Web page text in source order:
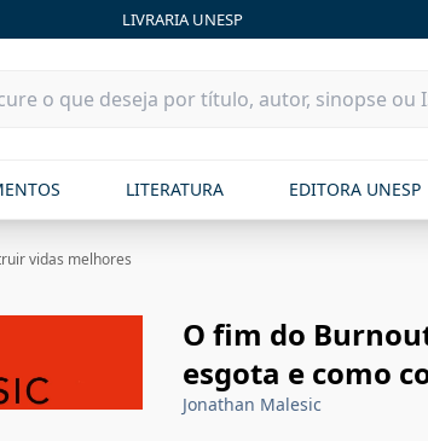
LIVRARIA UNESP
LITERATURA EDITORA UNESP
vidas melhores
O fim do
esgota e como
Jonathan Malesic